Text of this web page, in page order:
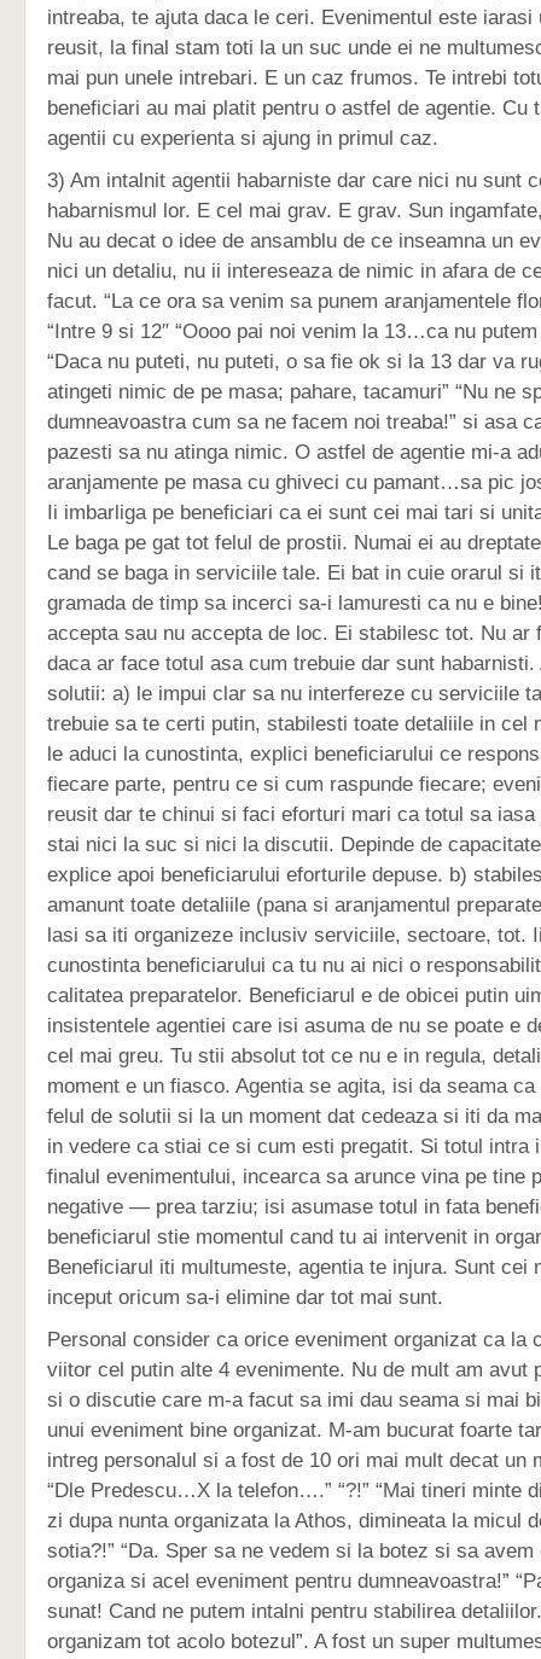
intreaba, te ajuta daca le ceri. Evenimentul este iarasi
reusit, la final stam toti la un suc unde ei ne
mai pun unele intrebari. E un caz frumos. Te intrebi
beneficiari au mai platit pentru o astfel de agentie. Cu
agentii cu experienta si ajung in primul caz.
3) Am intalnit agentii habarniste dar care nici nu sunt
habarnismul lor. E cel mai grav. E grav. Sun
Nu au decat o idee de ansamblu de ce inseamna un
nici un detaliu, nu ii intereseaza de nimic in afara de
facut. “La ce ora sa venim sa punem aranjamentele
“Intre 9 si 12″ “Oooo pai noi venim la 13…ca nu
“Daca nu puteti, nu puteti, o sa fie ok si la 13 dar va
atingeti nimic de pe masa; pahare, tacamuri” “Nu ne
dumneavoastra cum sa ne facem noi treaba!” si asa
pazesti sa nu atinga nimic. O astfel de agentie mi-a
aranjamente pe masa cu ghiveci cu pamant…sa pic
Ii imbarliga pe beneficiari ca ei sunt cei mai tari si
Le baga pe gat tot felul de prostii. Numai ei au
cand se baga in serviciile tale. Ei bat in cuie orarul si
gramada de timp sa incerci sa-i lamuresti ca nu e
accepta sau nu accepta de loc. Ei stabilesc tot. Nu ar
daca ar face totul asa cum trebuie dar sunt
solutii: a) le impui clar sa nu interfereze cu serviciile
trebuie sa te certi putin, stabilesti toate detaliile in cel
le aduci la cunostinta, explici beneficiarului ce
fiecare parte, pentru ce si cum raspunde fiecare;
reusit dar te chinui si faci eforturi mari ca totul sa iasa
stai nici la suc si nici la discutii. Depinde de
explice apoi beneficiarului eforturile depuse. b)
amanunt toate detaliile (pana si aranjamentul
lasi sa iti organizeze inclusiv serviciile, sectoare, tot.
cunostinta beneficiarului ca tu nu ai nici o
calitatea preparatelor. Beneficiarul e de obicei putin
insistentele agentiei care isi asuma de nu se poate e
cel mai greu. Tu stii absolut tot ce nu e in regula,
moment e un fiasco. Agentia se agita, isi da seama
felul de solutii si la un moment dat cedeaza si iti da
in vedere ca stiai ce si cum esti pregatit. Si totul intra
finalul evenimentului, incearca sa arunce vina pe tine
negative — prea tarziu; isi asumase totul in fata
beneficiarul stie momentul cand tu ai intervenit in
Beneficiarul iti multumeste, agentia te injura. Sunt cei
inceput oricum sa-i elimine dar tot mai sunt.
Personal consider ca orice eveniment organizat ca la
viitor cel putin alte 4 evenimente. Nu de mult am avut
si o discutie care m-a facut sa imi dau seama si mai
unui eveniment bine organizat. M-am bucurat foarte
intreg personalul si a fost de 10 ori mai mult decat
“Dle Predescu…X la telefon….” “?!” “Mai tineri minte
zi dupa nunta organizata la Athos, dimineata la micul
sotia?!” “Da. Sper sa ne vedem si la botez si sa avem
organiza si acel eveniment pentru dumneavoastra!”
sunat! Cand ne putem intalni pentru stabilirea
organizam tot acolo botezul”. A fost un super